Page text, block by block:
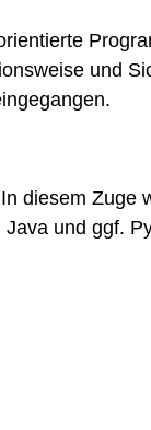
und
diesem Zuge
und ggf.